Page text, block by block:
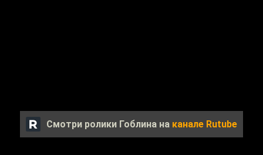
Смотри ролики Гоблина на канале Rutube